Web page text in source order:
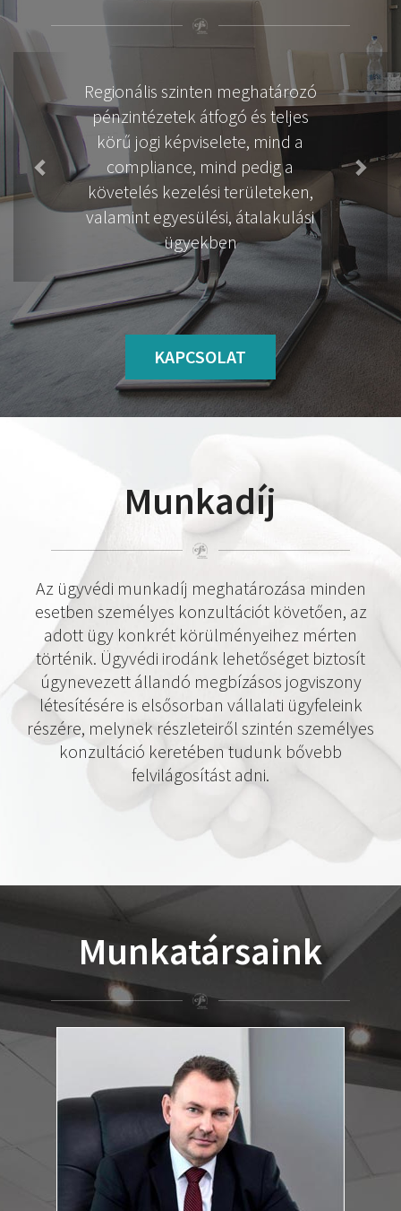
Ingatlan-bérbeadáshoz és
ingatlan üzemeltetéshez
kapcsolódó complex jogi
segítségnyújtás ipari célú és
kereskedelmi ingatlanok
tekintetében
Next
KAPCSOLAT
Munkadíj
Az ügyvédi munkadíj meghatározása minden
esetben személyes konzultációt követően, az
adott ügy konkrét körülményeihez mérten
történik. Ügyvédi irodánk lehetőséget biztosít
úgynevezett állandó megbízásos jogviszony
létesítésére is elsősorban vállalati ügyfeleink
részére, melynek részleteiről szintén személyes
konzultáció keretében tudunk bővebb
felvilágosítást adni.
Munkatársaink
Irodavezető ügyvéd
Végzettség
József Attila Tudományegyetem Állam- és Jogtudományi Kar,
Szeged, jogász szak, 1990. Summa Cum Laude
Eötvös Loránd Tudományegyetem Állam- és Jogtudományi
Kar, Jogi Továbbképző Intézet Budapest, társasági jogász
szak, 1997.
E-mail cím:
Fekete.Csaba@feketeugyvediiroda.hu